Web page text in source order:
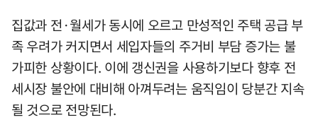
집값과 전·월세가 동시에 오르고 만성적인 주택 공급 부
족 우려가 커지면서 세입자들의 주거비 부담 증가는 불
가피한 상황이다. 이에 갱신권을 사용하기보다 향후 전
세시장 불안에 대비해 아껴두려는 움직임이 당분간 지속
될 것으로 전망된다.